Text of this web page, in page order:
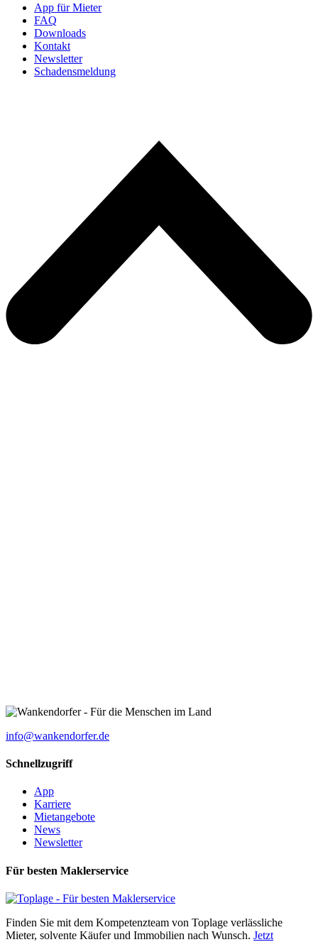
App für Mieter
FAQ
Downloads
Kontakt
Newsletter
Schadensmeldung
info@wankendorfer.de
Schnellzugriff
App
Karriere
Mietangebote
News
Newsletter
Für besten Maklerservice
Finden Sie mit dem Kompetenzteam von Toplage verlässliche
Mieter, solvente Käufer und Immobilien nach Wunsch. Jetzt